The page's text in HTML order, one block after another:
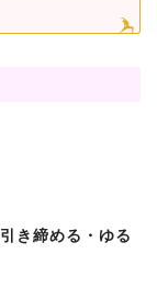
き締める・ゆる